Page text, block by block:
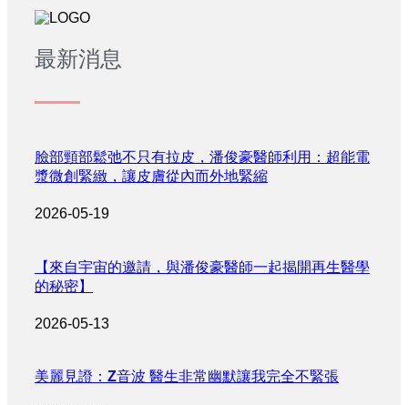
最新消息
臉部頸部鬆弛不只有拉皮，潘俊豪醫師利用：超能電
漿微創緊緻，讓皮膚從內而外地緊縮
2026-05-19
【來自宇宙的邀請，與潘俊豪醫師一起揭開再生醫學
的秘密】
2026-05-13
美麗見證：Z音波 醫生非常幽默讓我完全不緊張